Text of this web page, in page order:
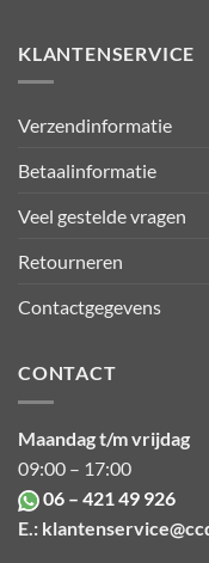
KLANTENSERVICE
Verzendinformatie
Betaalinformatie
Veel gestelde vragen
Retourneren
Contactgegevens
CONTACT
Maandag t/m vrijdag
09:00 – 17:00
06 – 421 49 926
E.: